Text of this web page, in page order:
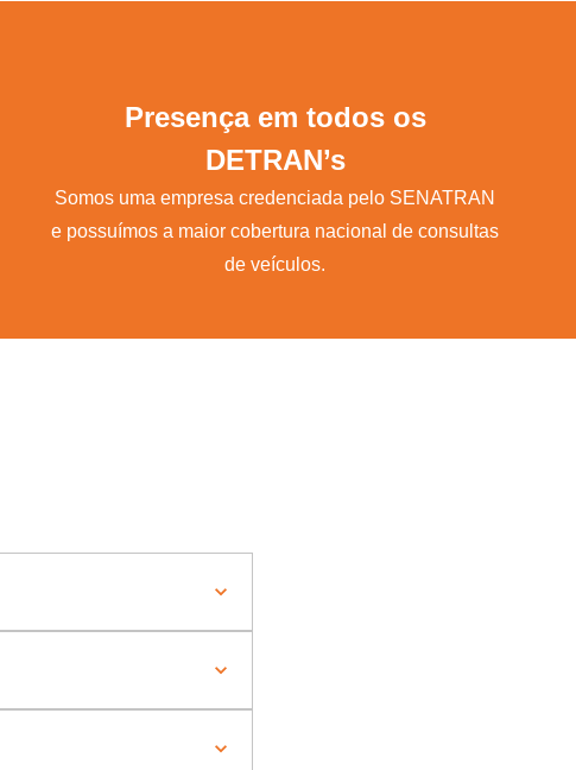
Presença em todos os
DETRAN’s
Somos uma empresa credenciada pelo SENATRAN
e possuímos a maior cobertura nacional de consultas
de veículos.